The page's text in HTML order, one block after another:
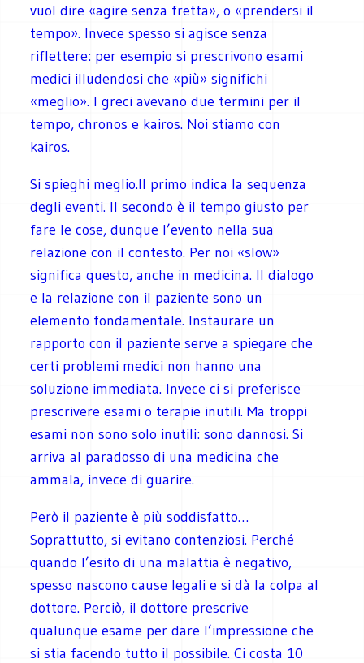
vuol dire «agire senza fretta», o «prendersi il
tempo». Invece spesso si agisce senza
riflettere: per esempio si prescrivono esami
medici illudendosi che «più» significhi
«meglio». I greci avevano due termini per il
tempo, chronos e kairos. Noi stiamo con
kairos.
Si spieghi meglio.Il primo indica la sequenza
degli eventi. Il secondo è il tempo giusto per
fare le cose, dunque l’evento nella sua
relazione con il contesto. Per noi «slow»
significa questo, anche in medicina. Il dialogo
e la relazione con il paziente sono un
elemento fondamentale. Instaurare un
rapporto con il paziente serve a spiegare che
certi problemi medici non hanno una
soluzione immediata. Invece ci si preferisce
prescrivere esami o terapie inutili. Ma troppi
esami non sono solo inutili: sono dannosi. Si
arriva al paradosso di una medicina che
ammala, invece di guarire.
Però il paziente è più soddisfatto…
Soprattutto, si evitano contenziosi. Perché
quando l’esito di una malattia è negativo,
spesso nascono cause legali e si dà la colpa al
dottore. Perciò, il dottore prescrive
qualunque esame per dare l’impressione che
si stia facendo tutto il possibile. Ci costa 10